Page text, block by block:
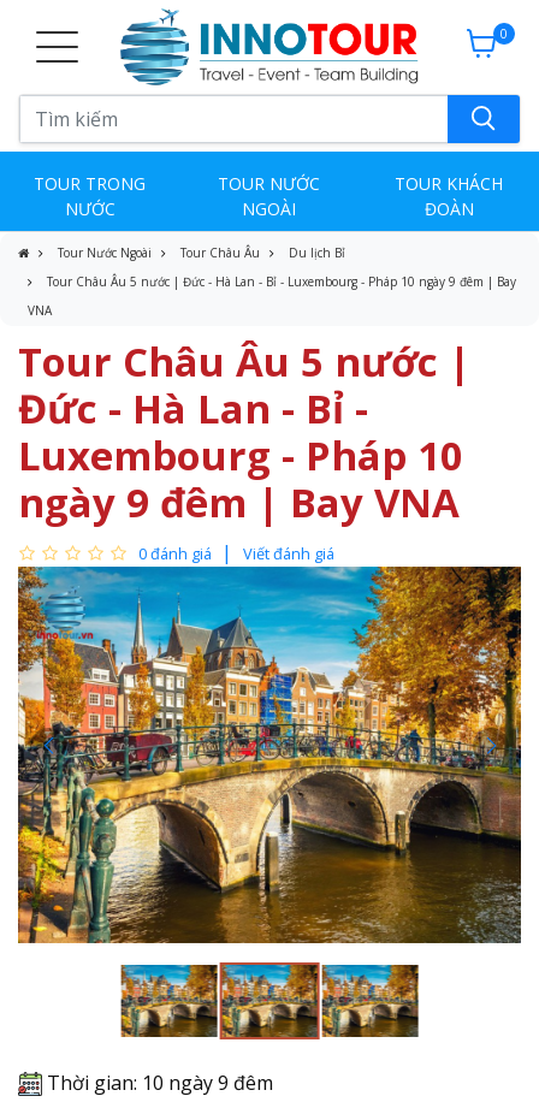
0
TOUR TRONG
NƯỚC
TOUR NƯỚC
NGOÀI
TOUR KHÁCH
ĐOÀN
Tour Nước Ngoài Tour Châu Âu
Du lịch Bỉ
Tour Châu Âu 5 nước | Đức - Hà Lan - Bỉ - Luxembourg - Pháp 10 ngày 9 đêm | Bay
VNA
Tour Châu Âu 5 nước |
Đức - Hà Lan - Bỉ -
Luxembourg - Pháp 10
ngày 9 đêm | Bay VNA
0 đánh giá Viết đánh giá
Thời gian: 10 ngày 9 đêm